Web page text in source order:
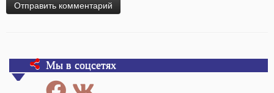
Мы в соцсетях